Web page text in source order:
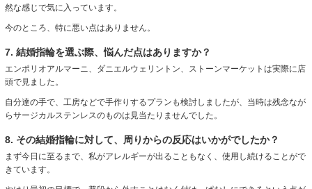
然な感じで気に入っています。
今のところ、特に悪い点はありません。
7. 結婚指輪を選ぶ際、悩んだ点はありますか？
エンポリオアルマーニ、ダニエルウェリントン、ストーンマーケットは実際に店
頭で見ました。
自分達の手で、工房などで手作りするプランも検討しましたが、当時は残念なが
らサージカルステンレスのものは見当たりませんでした。
8. その結婚指輪に対して、周りからの反応はいかがでしたか？
まず今日に至るまで、私がアレルギーが出ることもなく、使用し続けることがで
きています。